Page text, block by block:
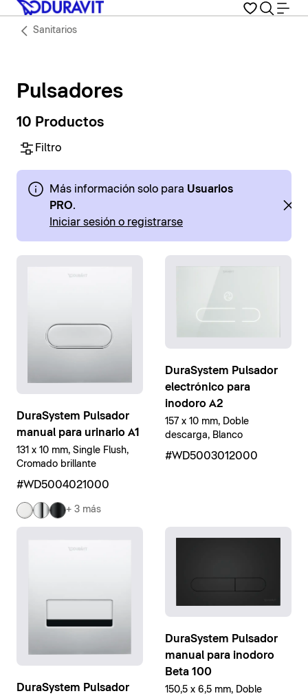
Sanitarios
Pulsadores
10 Productos
Filtro
Más información solo para Usuarios
PRO.
Iniciar sesión o registrarse
DuraSystem Pulsador
manual para urinario A1
131 x 10 mm, Single Flush,
Cromado brillante
#WD5004021000
+ 3 más
DuraSystem Pulsador
electrónico para
inodoro A2
157 x 10 mm, Doble
descarga, Blanco
#WD5003012000
DuraSystem Pulsador
DuraSystem Pulsador
manual para inodoro
Beta 100
150,5 x 6,5 mm, Doble